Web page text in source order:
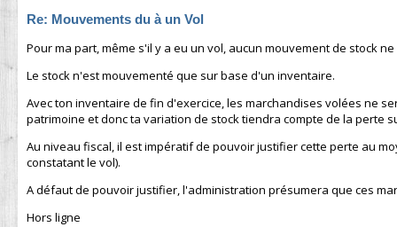
Re: Mouvements du à un Vol
Pour ma part, même s'il y a eu un vol, aucun mouvement de stock
Le stock n'est mouvementé que sur base d'un inventaire.
Avec ton inventaire de fin d'exercice, les marchandises volées ne
patrimoine et donc ta variation de stock tiendra compte de la perte
Au niveau fiscal, il est impératif de pouvoir justifier cette perte au
constatant le vol).
A défaut de pouvoir justifier, l'administration présumera que ces
Hors ligne